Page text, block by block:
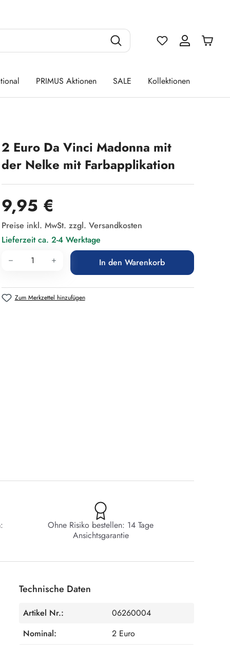
Du hast 0
PRIMUS Aktionen SALE Kollektionen
2 Euro Da Vinci Madonna mit
der Nelke mit Farbapplikation
Regulärer Preis:
9,95 €
Preise inkl. MwSt. zzgl. Versandkosten
Lieferzeit ca. 2-4 Werktage
Produkt Anzahl: Gib den gewünschten
In den Warenkorb
Zum Merkzettel hinzufügen
Ohne Risiko bestellen: 14 Tage
Ansichtsgarantie
Technische Daten
Artikel Nr.:
06260004
Nominal:
2 Euro